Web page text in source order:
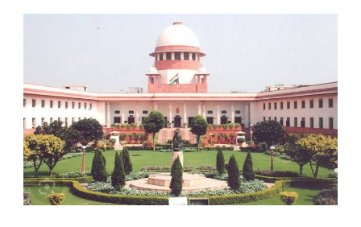
सर्व
माहिती
द्या
नाहीतर…,
इलेक्टोरल